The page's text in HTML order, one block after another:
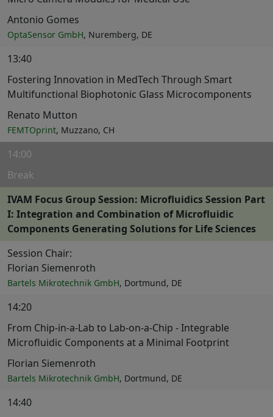
Antonio Gomes
OptaSensor GmbH, Nuremberg, DE
13:40
Fostering Innovation in MedTech Through Smart
Multifunctional Biophotonic Glass Microcomponents
Renato Mutton
FEMTOprint, Muzzano, CH
14:00
Break
IVAM Focus Group Session: Microfluidics Session Part
I: Integration and Combination of Microfluidic
Components Generating Solutions for Life Sciences
Session Chair:
Florian Siemenroth
Bartels Mikrotechnik GmbH, Dortmund, DE
14:20
From Chip-in-a-Lab to Lab-on-a-Chip - Integrable
Microfluidic Components at a Minimal Footprint
Florian Siemenroth
Bartels Mikrotechnik GmbH, Dortmund, DE
14:40